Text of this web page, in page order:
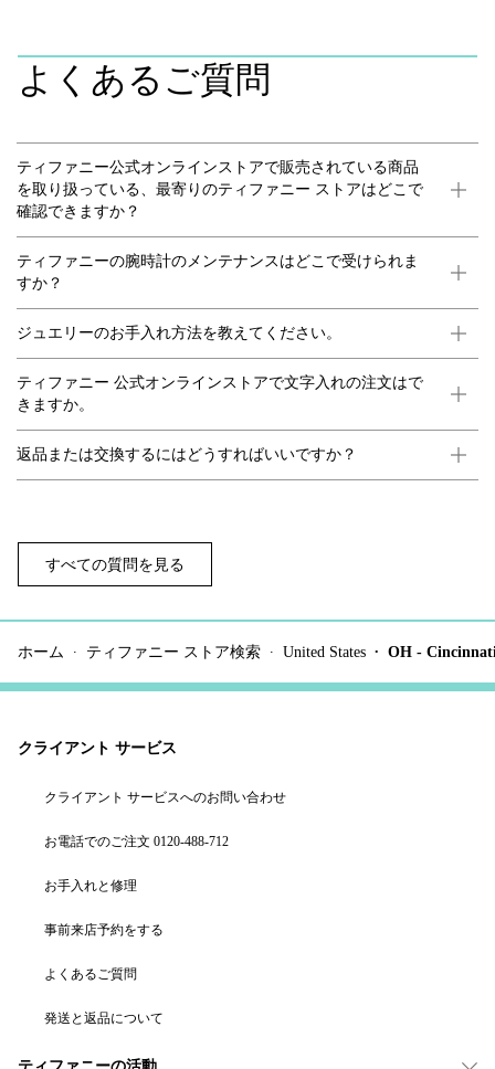
よくあるご質問
ティファニー公式オンラインストアで販売されている商品
を取り扱っている、最寄りのティファニー ストアはどこで
確認できますか？
ティファニーの腕時計のメンテナンスはどこで受けられま
すか？
ジュエリーのお手入れ方法を教えてください。
ティファニー 公式オンラインストアで文字入れの注文はで
きますか。
返品または交換するにはどうすればいいですか？
すべての質問を見る
ホーム ティファニー ストア検索 United States OH -
クライアント サービス
クライアント サービスへのお問い合わせ
お電話でのご注文 0120-488-712
お手入れと修理
事前来店予約をする
よくあるご質問
発送と返品について